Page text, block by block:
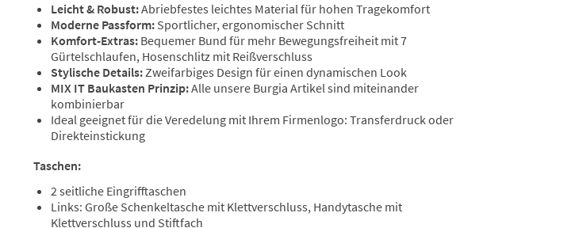
Leicht & Robust:Abriebfestes leichtes Material für hohen Tragekomfort
Moderne Passform: Sportlicher, ergonomischer Schnitt
Komfort-Extras: Bequemer Bund für mehr Bewegungsfreiheit mit 7
Gürtelschlaufen, Hosenschlitz mit Reißverschluss
Stylische Details:Zweifarbiges Design für einen dynamischen Look
MIX IT Baukasten Prinzip:Alle unsere Burgia Artikel sind miteinander
kombinierbar
Ideal geeignet für die Veredelung mit Ihrem Firmenlogo: Transferdruck oder
Direkteinstickung
Taschen:
2 seitliche Eingrifftaschen
Links: Große Schenkeltasche mit Klettverschluss, Handytasche mit
Klettverschluss und Stiftfach